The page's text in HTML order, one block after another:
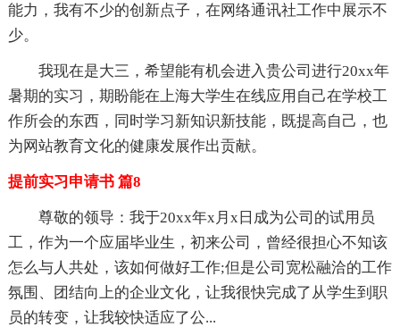
能力，我有不少的创新点子，在网络通讯社工作中展示不
少。
我现在是大三，希望能有机会进入贵公司进行20xx年
暑期的实习，期盼能在上海大学生在线应用自己在学校工
作所会的东西，同时学习新知识新技能，既提高自己，也
为网站教育文化的健康发展作出贡献。
提前实习申请书 篇8
尊敬的领导：我于20xx年x月x日成为公司的试用员
工，作为一个应届毕业生，初来公司，曾经很担心不知该
怎么与人共处，该如何做好工作;但是公司宽松融洽的工作
氛围、团结向上的企业文化，让我很快完成了从学生到职
员的转变，让我较快适应了公...